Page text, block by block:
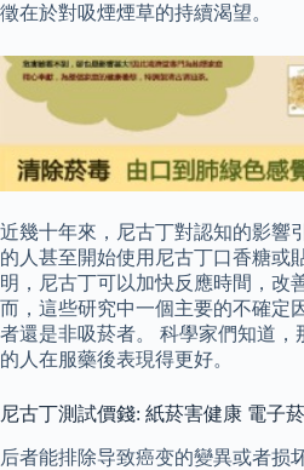
徵在於對吸煙煙草的持續渴望。
近幾十年來，尼古丁對認知的影響
的人甚至開始使用尼古丁口香糖或
明，尼古丁可以加快反應時間，改
而，這些研究中一個主要的不確定
者還是非吸菸者。 科學家們知道
的人在服藥後表現得更好。
尼古丁測試價錢: 紙菸害健康 電子
后者能排除导致癌变的變異或者损